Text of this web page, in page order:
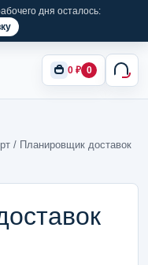
дня осталось:
0 ₽ 0
/ Планировщик доставок